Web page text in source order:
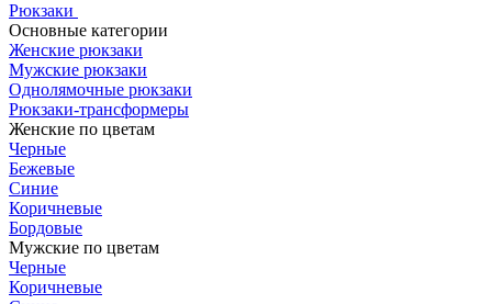
Рюкзаки
Основные категории
Женские рюкзаки
Мужские рюкзаки
Однолямочные рюкзаки
Рюкзаки-трансформеры
Женские по цветам
Черные
Бежевые
Синие
Коричневые
Бордовые
Мужские по цветам
Черные
Коричневые